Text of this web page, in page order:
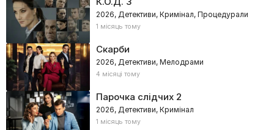
2026, Детективи, Кримінал, Процедурали
1 місяць тому
Скарби
2026, Детективи, Мелодрами
4 місяці тому
Парочка слідчих 2
2026, Детективи, Кримінал
1 місяць тому